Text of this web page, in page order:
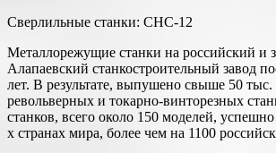
Сверлильные станки: CHC-12
Металлорежущие станки на российский и
Алапаевский станкостроительный завод
лет. В результате, выпушено свыше 50 тыс.
револьверных и токарно-винторезных
станков, всего около 150 моделей,
х странах мира, более чем на 1100